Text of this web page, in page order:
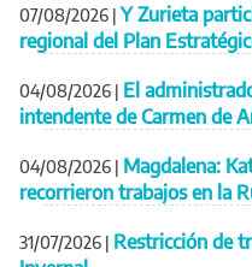
07/08/2026 | Y Zurieta
regional del Plan
04/08/2026 | El
intendente de Carmen de
04/08/2026 | Magdalena:
recorrieron trabajos en la
31/07/2026 | Restricción de